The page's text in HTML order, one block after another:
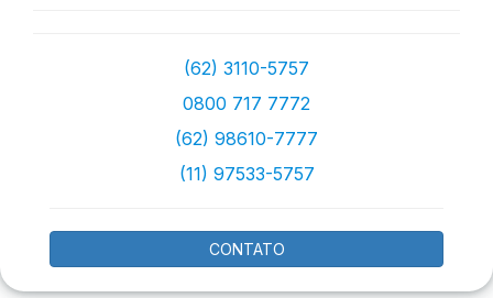
(62) 3110-5757
0800 717 7772
(62) 98610-7777
(11) 97533-5757
CONTATO